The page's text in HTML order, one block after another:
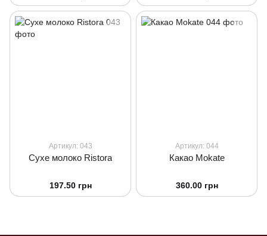
Артикул: 043
Сухе молоко Ristora
197.50 грн
Артикул: 044
Какао Mokate
360.00 грн